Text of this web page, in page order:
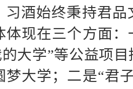
习酒始终秉持君品
体现在三个方面：
大学”等公益项
梦大学；二是“君